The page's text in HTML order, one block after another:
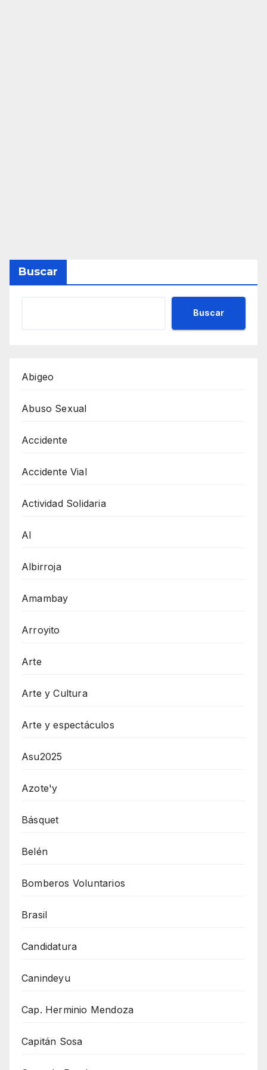
Buscar
Buscar
Abigeo
Abuso Sexual
Accidente
Accidente Vial
Actividad Solidaria
AI
Albirroja
Amambay
Arroyito
Arte
Arte y Cultura
Arte y espectáculos
Asu2025
Azote'y
Básquet
Belén
Bomberos Voluntarios
Brasil
Candidatura
Canindeyu
Cap. Herminio Mendoza
Capitán Sosa